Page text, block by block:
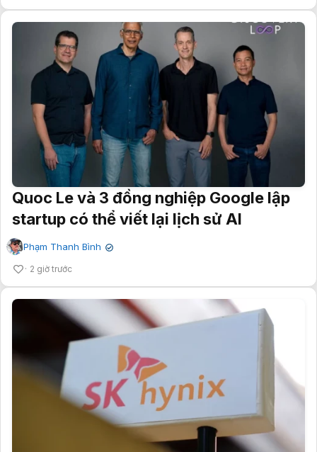
Quoc Le và 3 đồng nghiệp Google lập
startup có thể viết lại lịch sử AI
Phạm Thanh Bình ✔
2 giờ trước